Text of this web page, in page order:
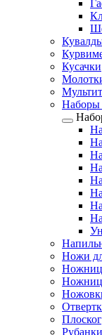
Кусачки
Наборы
Ножи
Рубанки